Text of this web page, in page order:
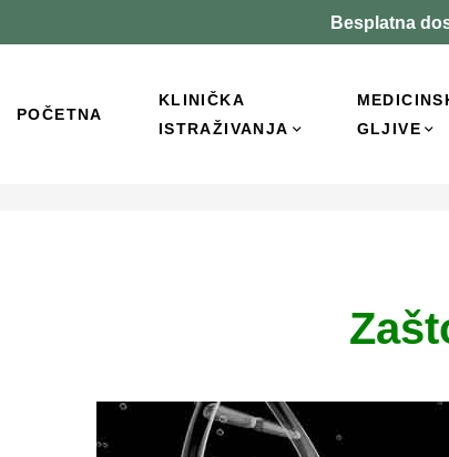
Besplatna
POČETNA
KLINIČKA
ISTRAŽIVANJA
GLJIVE